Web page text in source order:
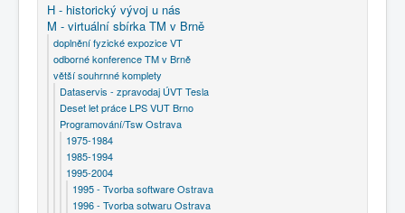
H - historický vývoj u nás
M - virtuální sbírka TM v Brně
doplnění fyzické expozice VT
odborné konference TM v Brně
větší souhrnné komplety
Dataservis - zpravodaj ÚVT Tesla
Deset let práce LPS VUT Brno
Programování/Tsw Ostrava
1975-1984
1985-1994
1995-2004
1995 - Tvorba software Ostrava
1996 - Tvorba sotwaru Ostrava